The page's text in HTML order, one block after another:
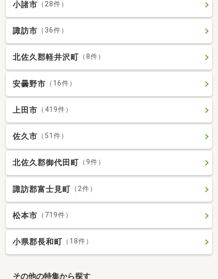
小諸市 （28件）
諏訪市 （36件）
北佐久郡軽井沢町 （8件）
安曇野市 （16件）
上田市 （419件）
佐久市 （51件）
北佐久郡御代田町 （9件）
諏訪郡富士見町 （2件）
松本市 （719件）
小県郡長和町 （18件）
その他の特集から探す